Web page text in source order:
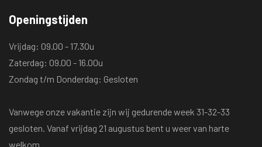
Openingstijden
Vrijdag: 09.00 - 17.30u
Zaterdag: 09.00 - 16.00u
Zondag t/m Donderdag: Gesloten
Vanwege onze vakantie zijn wij gedurende week 31-32-33
gesloten. Vanaf vrijdag 21 augustus bent u weer van harte
welkom.